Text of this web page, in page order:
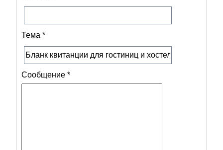
Тема *
Сообщение *